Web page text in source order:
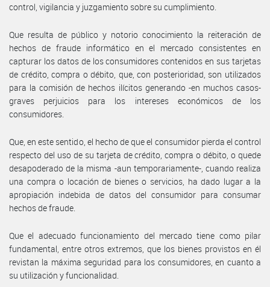
control, vigilancia y juzgamiento sobre su cumplimiento.
Que resulta de público y notorio conocimiento la reiteración de
hechos de fraude informático en el mercado consistentes en
capturar los datos de los consumidores contenidos en sus tarjetas
de crédito, compra o débito, que, con posterioridad, son utilizados
para la comisión de hechos ilícitos generando -en muchos casos-
graves perjuicios para los intereses económicos de los
consumidores.
Que, en este sentido, el hecho de que el consumidor pierda el control
respecto del uso de su tarjeta de crédito, compra o débito, o quede
desapoderado de la misma -aun temporariamente-, cuando realiza
una compra o locación de bienes o servicios, ha dado lugar a la
apropiación indebida de datos del consumidor para consumar
hechos de fraude.
Que el adecuado funcionamiento del mercado tiene como pilar
fundamental, entre otros extremos, que los bienes provistos en él
revistan la máxima seguridad para los consumidores, en cuanto a
su utilización y funcionalidad.